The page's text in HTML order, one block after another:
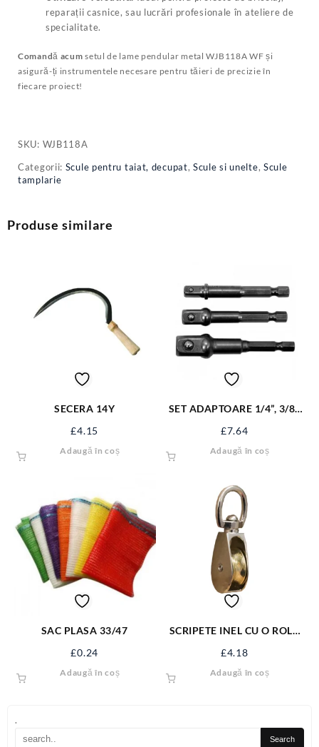
.
reparații casnice, sau lucrări profesionale în ateliere de
specialitate.
Comandă acum setul de lame pendular metal WJB118A WF și
asigură-ți instrumentele necesare pentru tăieri de precizie în
fiecare proiect!
SKU: WJB118A
Categorii: Scule pentru taiat, decupat,Scule si unelte, Scule
tamplarie
Produse similare
SECERA 14Y
£4.15
Adaugă în coș
SET ADAPTOARE 1/4”, 3/8”,
£7.64
Adaugă în coș
SAC PLASA 33/47
£0.24
Adaugă în coș
SCRIPETE INEL CU O ROLA
£4.18
Adaugă în coș